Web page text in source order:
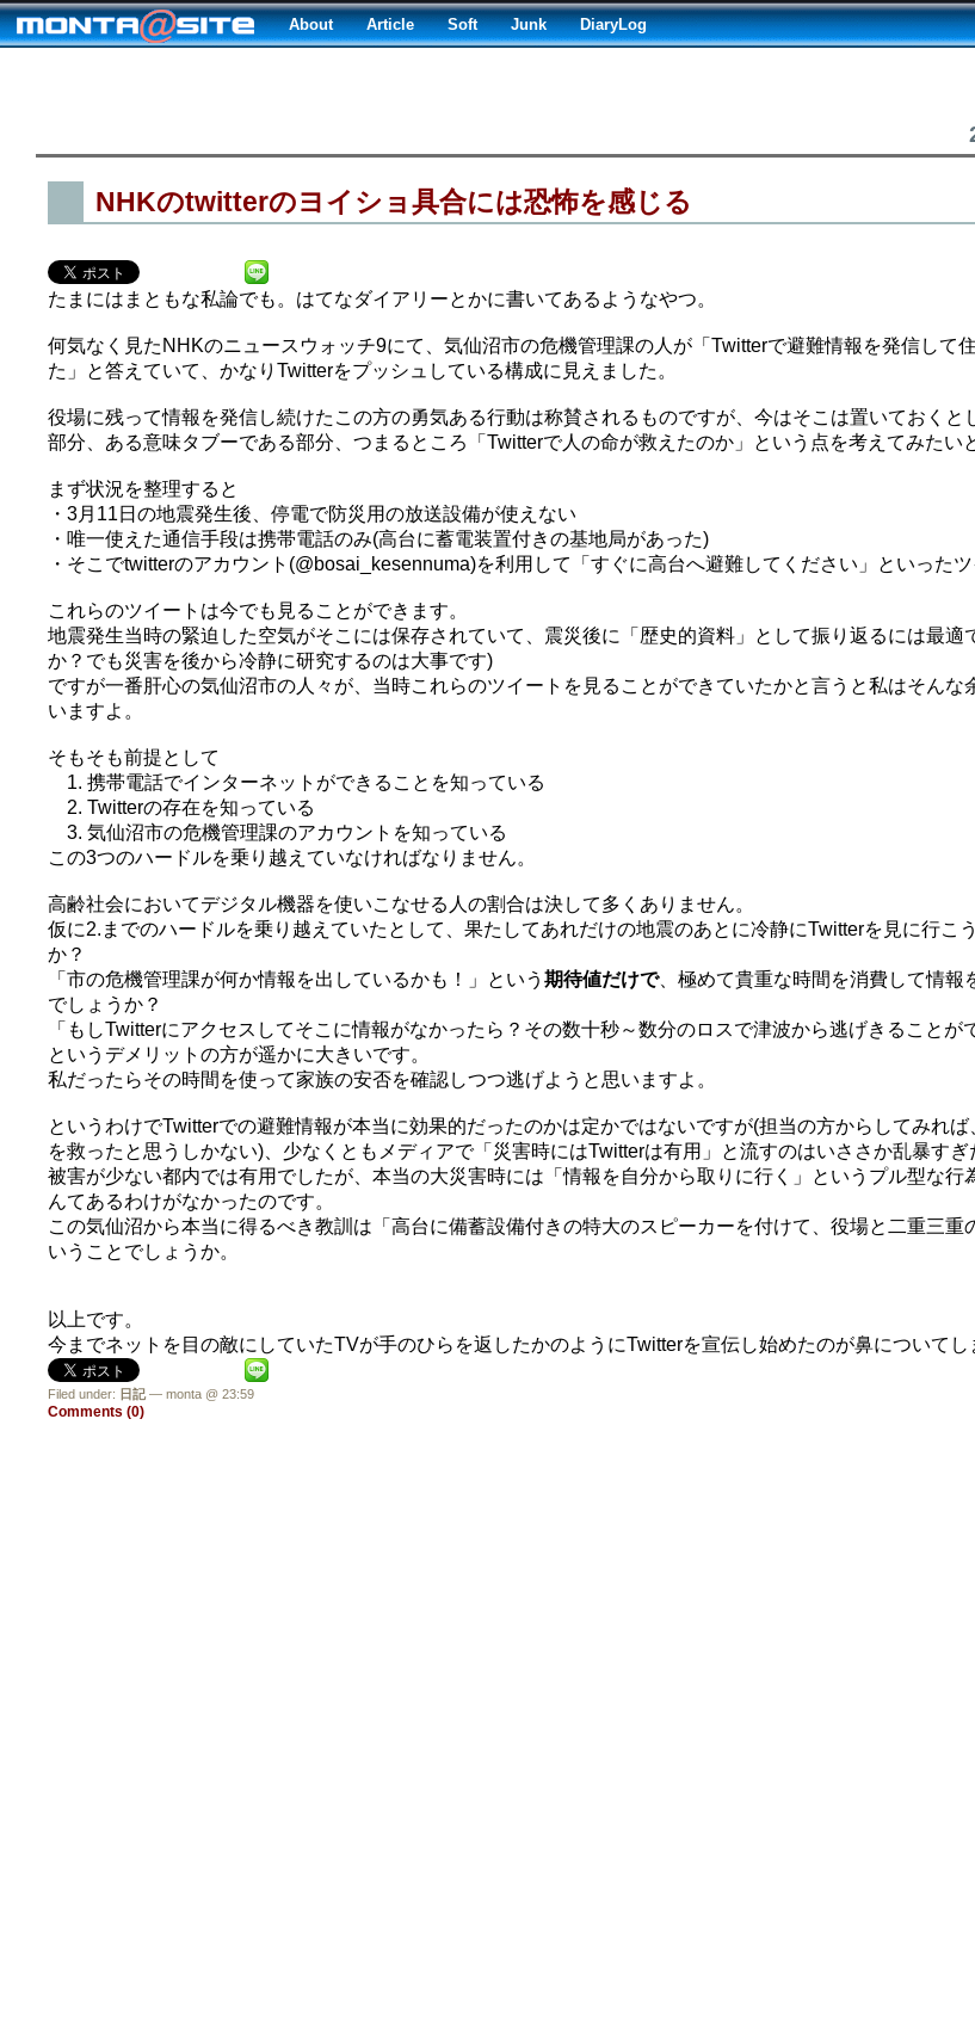
About Article Soft Junk DiaryLog
NHKのtwitterのヨイショ具合には恐怖を感じる
たまにはまともな私論でも。はてなダイアリーとかに書いてあるようなやつ。
何気なく見たNHKのニュースウォッチ9にて、気仙沼市の危機管理課の人が「Twitterで避難情報を発信して
た」と答えていて、かなりTwitterをプッシュしている構成に見えました。
役場に残って情報を発信し続けたこの方の勇気ある行動は称賛されるものですが、今はそこは置いておくと
部分、ある意味タブーである部分、つまるところ「Twitterで人の命が救えたのか」という点を考えてみたい
まず状況を整理すると
・3月11日の地震発生後、停電で防災用の放送設備が使えない
・唯一使えた通信手段は携帯電話のみ(高台に蓄電装置付きの基地局があった)
・そこでtwitterのアカウント(@bosai_kesennuma)を利用して「すぐに高台へ避難してください」といった
これらのツイートは今でも見ることができます。
地震発生当時の緊迫した空気がそこには保存されていて、震災後に「歴史的資料」として振り返るには最適
か？でも災害を後から冷静に研究するのは大事です)
ですが一番肝心の気仙沼市の人々が、当時これらのツイートを見ることができていたかと言うと私はそんな
いますよ。
そもそも前提として
1. 携帯電話でインターネットができることを知っている
2. Twitterの存在を知っている
3. 気仙沼市の危機管理課のアカウントを知っている
この3つのハードルを乗り越えていなければなりません。
高齢社会においてデジタル機器を使いこなせる人の割合は決して多くありません。
仮に2.までのハードルを乗り越えていたとして、果たしてあれだけの地震のあとに冷静にTwitterを見に行こ
か？
「市の危機管理課が何か情報を出しているかも！」という 期待値だけで、極めて貴重な時間を消費して情報
でしょうか？
「もしTwitterにアクセスしてそこに情報がなかったら？その数十秒～数分のロスで津波から逃げきることが
というデメリットの方が遥かに大きいです。
私だったらその時間を使って家族の安否を確認しつつ逃げようと思いますよ。
というわけでTwitterでの避難情報が本当に効果的だったのかは定かではないですが(担当の方からしてみれ
を救ったと思うしかない)、少なくともメディアで「災害時にはTwitterは有用」と流すのはいささか乱暴すぎ
被害が少ない都内では有用でしたが、本当の大災害時には「情報を自分から取りに行く」というプル型な行
んてあるわけがなかったのです。
この気仙沼から本当に得るべき教訓は「高台に備蓄設備付きの特大のスピーカーを付けて、役場と二重三重
いうことでしょうか。
以上です。
今までネットを目の敵にしていたTVが手のひらを返したかのようにTwitterを宣伝し始めたのが鼻についてし
Filed under: 日記— monta @ 23:59
Comments (0)